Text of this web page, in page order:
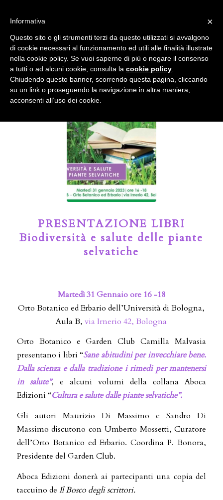
Il Blog del Garden Club di Bologna
PRESENTAZIONE LIBRI
Biodiversità e salute delle piante
selvatiche
Martedì 31 Gennaio ore 16 -18
Orto Botanico ed Erbario dell’Università di Bologna,
Aula B,via Irnerio 42, Bologna
Orto Botanico e Garden Club Camilla Malvasia
presentano i libri “Sane abitudini per invecchiare bene.
Dalla scienza e dalla tradizione i rimedi per mantenersi
in salute”, e alcuni volumi della collana Aboca
Edizioni “Cultura e salute dalle piante selvatiche”.
Gli autori Maurizio Di Massimo e Sandro Di
Massimo discutono con Umberto Mossetti, Curatore
dell’Orto Botanico ed Erbario. Coordina P. Bonora,
Presidente del Garden Club.
Aboca Edizioni donerà ai partecipanti una copia del
taccuino de Il Bosco degli scrittori.
accetta l'uso dei cookies previsto nella pagina dedicata.
Fai clic per abilitare/disabilitare il tracciamento di
Google Analytics.
OK Privacy e cookie policy
×
Informativa
Questo sito o gli strumenti terzi da questo utilizzati si avvalgono
di cookie necessari al funzionamento ed utili alle finalità illustrate
nella cookie policy. Se vuoi saperne di più o negare il consenso
a tutti o ad alcuni cookie, consulta la cookie policy
Chiudendo questo banner, scorrendo questa pagina, cliccando
su un link o proseguendo la navigazione in altra maniera,
acconsenti all’uso dei cookie.